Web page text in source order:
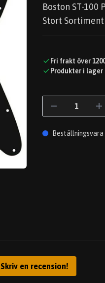
Boston ST-100
Stort
Fri frakt över
Produkter i lager
Beställningsvara
Skriv en recension!